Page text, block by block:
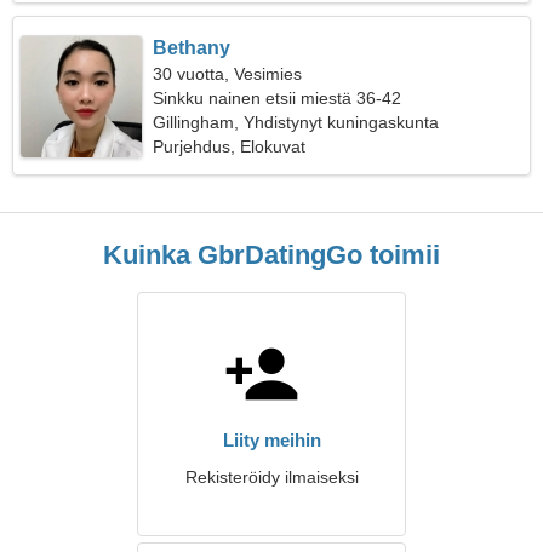
Bethany
30 vuotta, Vesimies
Sinkku nainen etsii miestä 36-42
Gillingham, Yhdistynyt kuningaskunta
Purjehdus, Elokuvat
Kuinka GbrDatingGo toimii
Liity meihin
Rekisteröidy ilmaiseksi